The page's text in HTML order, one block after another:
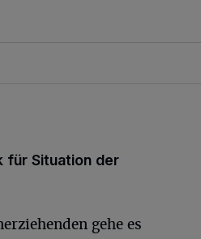
für Situation der
gehe es